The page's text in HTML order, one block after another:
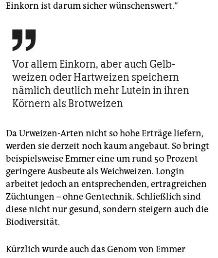
Einkorn ist darum sicher wünschenswert.“

Vor allem Einkorn, aber auch ­Gelb­
weizen oder ­Hart­weizen ­speichern
nämlich deutlich mehr Lutein in ihren
Körnern als Brotweizen
Da Urweizen-Arten nicht so hohe Erträge liefern,
werden sie derzeit noch kaum angebaut. So bringt
beispielsweise Emmer eine um rund 50 Prozent
geringere Ausbeute als Weichweizen. Longin
arbeitet jedoch an entsprechenden, ertragreichen
Züchtungen – ohne Gentechnik. Schließlich sind
diese nicht nur gesund, sondern steigern auch die
Biodiversität.
Kürzlich wurde auch das Genom von Emmer